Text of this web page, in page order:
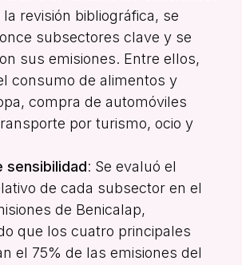
revisión bibliográfica, se
subsectores clave y se
sus emisiones. Entre ellos,
consumo de alimentos y
compra de automóviles
por turismo, ocio y
sensibilidad: Se evaluó el
de cada subsector en el
de Benicalap,
que los cuatro principales
el 75% de las emisiones del